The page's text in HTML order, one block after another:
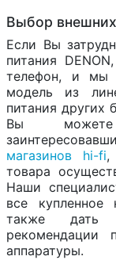
Выбор внешних
Если Вы
питания
телефон, и мы
модель из
питания других
Вы можете
магазинов hi-fi,
товара
Наши
все
также дать
рекомендации
аппаратуры.